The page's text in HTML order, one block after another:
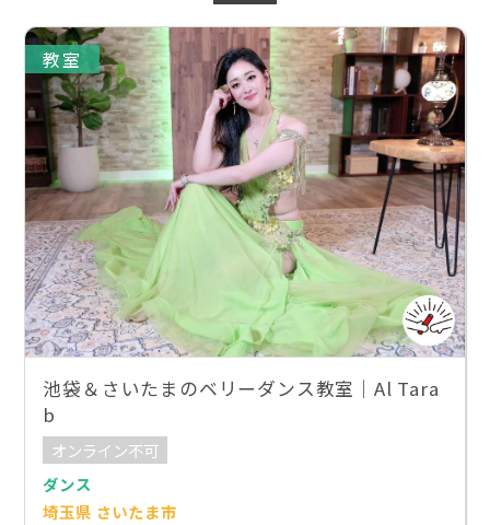
教室
池袋＆さいたまのベリーダンス教室｜Al Tara
b
オンライン不可
ダンス
埼玉県 さいたま市